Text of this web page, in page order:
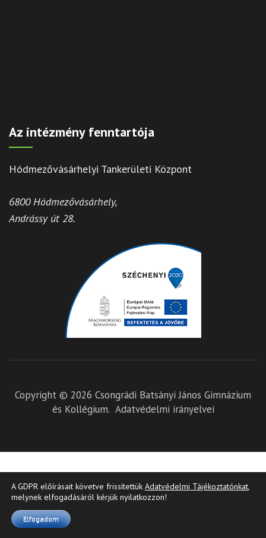
Az intézmény fenntartója
Hódmezővásárhelyi Tankerületi Központ
6800 Hódmezővásárhely,
Andrássy út 28.
Copyright © 2026 Csongrádi Batsányi János Gimnázium
és Kollégium. Adatvédelmi irányelvei
A GDPR előírásait követve frissítettük Adatvédelmi Tájékoztatónkat,
melynek elfogadásáról kérjük nyilatkozzon!
Elfogadom